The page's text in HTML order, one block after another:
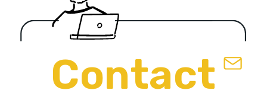
Contact